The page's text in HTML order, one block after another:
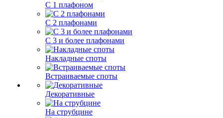
С 1 плафоном
С 2 плафонами
С 3 и более плафонами
Накладные споты
Встраиваемые споты
Декоративные
На струбцине